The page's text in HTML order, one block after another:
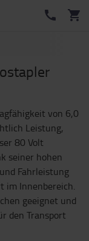
von 6,0
Leistung,
80 Volt
seiner hohen
Fahrleistung
im Innenbereich.
geeignet und
den Transport